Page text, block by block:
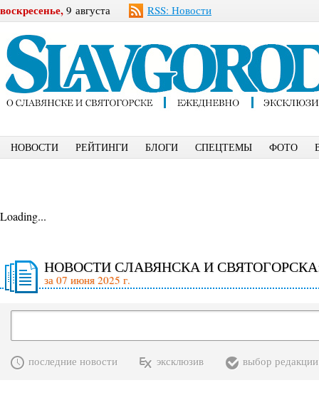
воскресенье, 9 августа RSS: Новости
НОВОСТИ РЕЙТИНГИ БЛОГИ СПЕЦТЕМЫ ФОТО
Loading...
НОВОСТИ СЛАВЯНСКА И
за 07 июня 2025 г.
последние новости эксклюзив выбор редакции